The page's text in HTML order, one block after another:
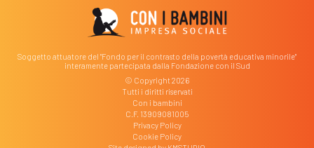
Soggetto attuatore del "Fondo per il contrasto della povertà educativa minorile"
interamente partecipata dalla Fondazione con il Sud
© Copyright 2026
Tutti i diritti riservati
Con i bambini
C.F. 13909081005
Privacy Policy
Cookie Policy